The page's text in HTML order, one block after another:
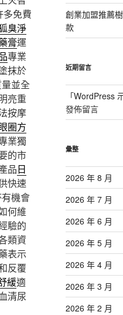
多免費
臭淨
膏運
專業
抹於
並全
亮重
按摩
圈方
業獨
的市
品日
快速
機會
何維
驗的
類資
表示
反覆
緩適
清尿
創業加盟推薦
款
近期留言
「WordPress
發佈留言
彙整
2026 年 8 月
2026 年 7 月
2026 年 6 月
2026 年 5 月
2026 年 4 月
2026 年 3 月
2026 年 2 月